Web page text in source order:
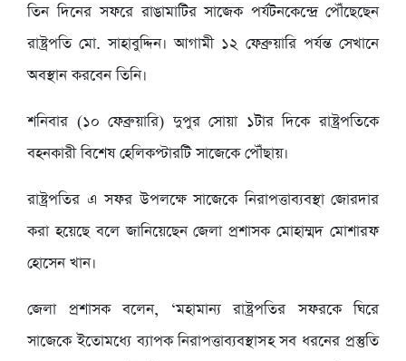
তিন দিনের সফরে রাঙামাটির সাজেক পর্যটনকেন্দ্রে পৌঁছেছেন
রাষ্ট্রপতি মো. সাহাবুদ্দিন। আগামী ১২ ফেব্রুয়ারি পর্যন্ত সেখানে
অবস্থান করবেন তিনি।
শনিবার (১০ ফেব্রুয়ারি) দুপুর সোয়া ১টার দিকে রাষ্ট্রপতিকে
বহনকারী বিশেষ হেলিকপ্টারটি সাজেকে পৌঁছায়।
রাষ্ট্রপতির এ সফর উপলক্ষে সাজেকে নিরাপত্তাব্যবস্থা জোরদার
করা হয়েছে বলে জানিয়েছেন জেলা প্রশাসক মোহাম্মদ মোশারফ
হোসেন খান।
জেলা প্রশাসক বলেন, ‘মহামান্য রাষ্ট্রপতির সফরকে ঘিরে
সাজেকে ইতোমধ্যে ব্যাপক নিরাপত্তাব্যবস্থাসহ সব ধরনের প্রস্তুতি